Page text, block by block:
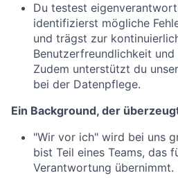
Du testest
identifizierst mögliche
und trägst zur
Benutzerfreundlichkeit
Zudem unterstützt du
bei der Datenpflege.
Ein Background, der
"Wir vor ich" wird bei uns
bist Teil eines Teams, das
Verantwortung übernimmt.